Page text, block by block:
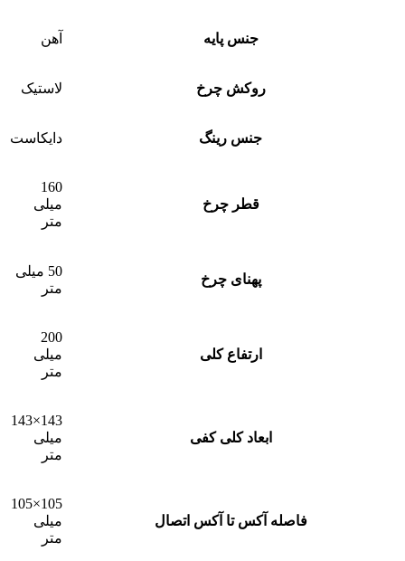
جنس پایه آهن
روکش چرخ لاستیک
جنس رینگ دایکاست
قطر چرخ
160
میلی
متر
پهنای چرخ
50 میلی
متر
ارتفاع کلی
200
میلی
متر
ابعاد کلی کفی
143×143
میلی
متر
فاصله آکس تا آکس اتصال
105×105
میلی
متر